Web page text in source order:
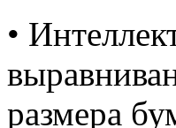
•
размера